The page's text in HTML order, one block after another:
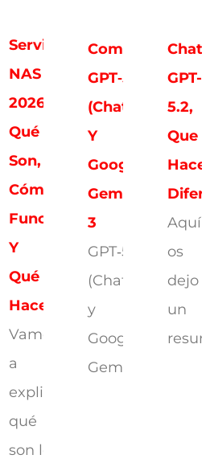
Servidores
NAS
2026:
Qué
Son,
Cómo
Funcionan
Y
Qué
Hacen
Vamos
a
explicarte
qué
son los
Comparativa:
GPT‑5.2
(ChatGPT)
Y
Google
Gemini
3
GPT‑5.2
(ChatGPT)
y
Google
Gemini
GPT-
5.2,
Que
Hace
Aquí
os
dejo
un